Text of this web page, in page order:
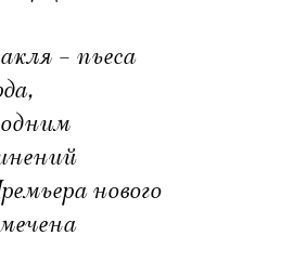
– пьеса
нового